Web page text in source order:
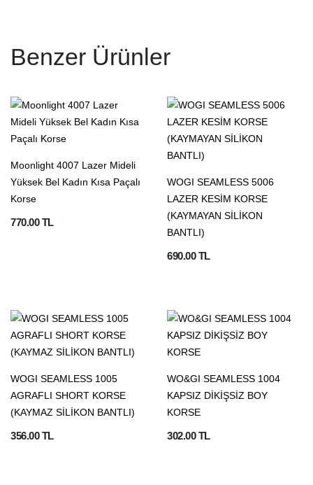
Benzer Ürünler
Moonlight 4007 Lazer Mideli
Yüksek Bel Kadın Kısa Paçalı
Korse
770.00 TL
WOGI SEAMLESS 5006
LAZER KESİM KORSE
(KAYMAYAN SİLİKON
BANTLI)
690.00 TL
WOGI SEAMLESS 1005
AGRAFLI SHORT KORSE
(KAYMAZ SİLİKON BANTLI)
356.00 TL
WO&GI SEAMLESS 1004
KAPSIZ DİKİŞSİZ BOY
KORSE
302.00 TL